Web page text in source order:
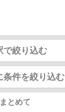
で絞り込む
条件を絞り込む
とめて